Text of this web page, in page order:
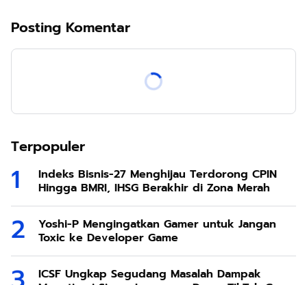
Posting Komentar
Terpopuler
Indeks Bisnis-27 Menghijau Terdorong CPIN
Hingga BMRI, IHSG Berakhir di Zona Merah
Yoshi-P Mengingatkan Gamer untuk Jangan
Toxic ke Developer Game
ICSF Ungkap Segudang Masalah Dampak